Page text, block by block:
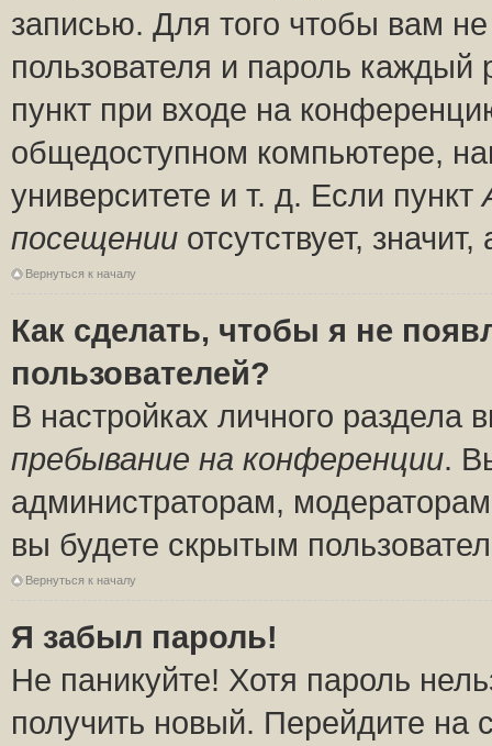
записью. Для того чтобы вам
пользователя и пароль
пункт при входе на
общедоступном компьютере,
университете и т. д. Если пункт
посещении отсутствует,
Вернуться к началу
Как сделать, чтобы я не
пользователей?
В настройках личного
пребывание на конференции.
администраторам,
вы будете скрытым
Вернуться к началу
Я забыл пароль!
Не паникуйте! Хотя пароль
получить новый. Перейдите на